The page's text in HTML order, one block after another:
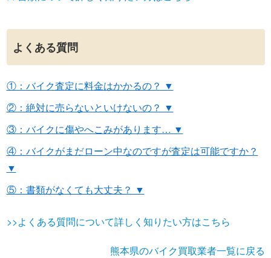
よくある質問
①：バイク査定に料金はかかるの？ ▼
②：絶対に売らないといけないの？ ▼
③：バイクに傷やへこみがあります… ▼
④：バイクがまだローン中なのですが査定は可能ですか？
▼
⑤：書類がなくても大丈夫？ ▼
>>よくある質問について詳しく知りたい方はこちら
熊本県のバイク買取業者一覧に戻る